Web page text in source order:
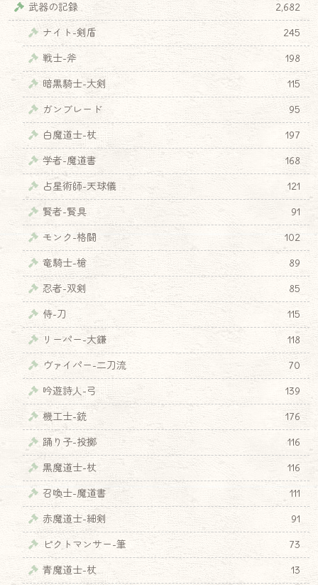
武器の記録
2,682
ナイト-剣盾
245
戦士-斧
198
暗黒騎士-大剣
115
ガンブレード
95
白魔道士-杖
197
学者-魔道書
168
占星術師-天球儀
121
賢者-賢具
91
モンク-格闘
102
竜騎士-槍
89
忍者-双剣
85
侍-刀
115
リーパー-大鎌
118
ヴァイパー-二刀流
70
吟遊詩人-弓
139
機工士-銃
176
踊り子-投擲
116
黒魔道士-杖
116
召喚士-魔道書
111
赤魔道士-細剣
91
ピクトマンサー-筆
73
青魔道士-杖
13